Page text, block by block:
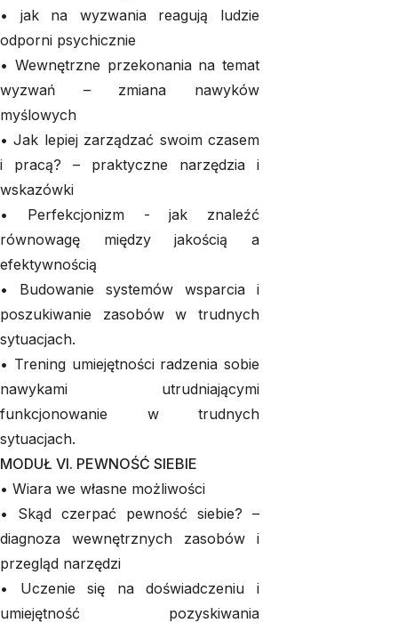
• jak na wyzwania reagują ludzie
odporni psychicznie
• Wewnętrzne przekonania na temat
wyzwań – zmiana nawyków
myślowych
• Jak lepiej zarządzać swoim czasem
i pracą? – praktyczne narzędzia i
wskazówki
• Perfekcjonizm - jak znaleźć
równowagę między jakością a
efektywnością
• Budowanie systemów wsparcia i
poszukiwanie zasobów w trudnych
sytuacjach.
• Trening umiejętności radzenia sobie
nawykami utrudniającymi
funkcjonowanie w trudnych
sytuacjach.
MODUŁ VI. PEWNOŚĆ SIEBIE
• Wiara we własne możliwości
• Skąd czerpać pewność siebie? –
diagnoza wewnętrznych zasobów i
przegląd narzędzi
• Uczenie się na doświadczeniu i
umiejętność pozyskiwania